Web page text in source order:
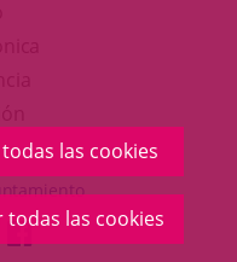
las cookies
todas las cookies
en
una
ventana
nueva.
aplicación
externa.
ENLACE